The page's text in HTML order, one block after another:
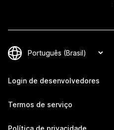
Login de desenvolvedores
Termos de serviço
Política de privacidade